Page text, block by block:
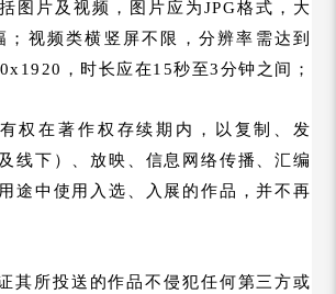
图片及视频，图片应为JPG格式，大
；视频类横竖屏不限，分辨率需达到
，时长应在15秒至3分钟之间；
权在著作权存续期内，以复制、发
线下）、放映、信息网络传播、汇编
途中使用入选、入展的作品，并不再
其所投送的作品不侵犯任何第三方或